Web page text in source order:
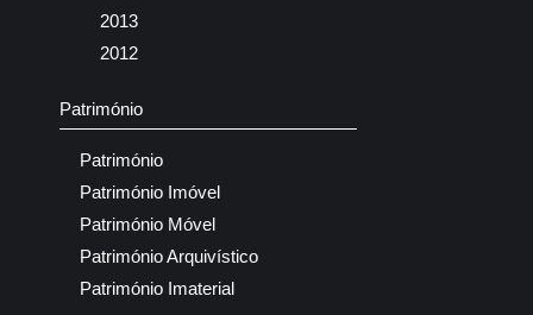
2013
2012
Património
Património
Património Imóvel
Património Móvel
Património Arquivístico
Património Imaterial